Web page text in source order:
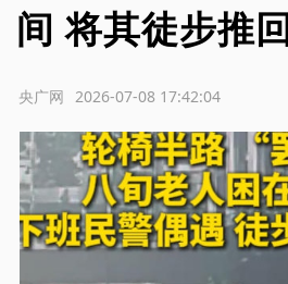
间 将其徒步推
2026-07-08 17:42:04
央广网